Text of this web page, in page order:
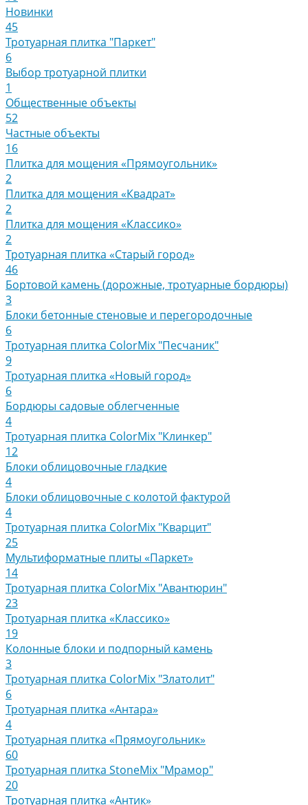
Новинки
45
Тротуарная плитка "Паркет"
6
Выбор тротуарной плитки
1
Общественные объекты
52
Частные объекты
16
Плитка для мощения «Прямоугольник»
2
Плитка для мощения «Квадрат»
2
Плитка для мощения «Классико»
2
Тротуарная плитка «Старый город»
46
Бортовой камень (дорожные, тротуарные бордюры)
3
Блоки бетонные стеновые и перегородочные
6
Тротуарная плитка ColorMix "Песчаник"
9
Тротуарная плитка «Новый город»
6
Бордюры садовые облегченные
4
Тротуарная плитка ColorMix "Клинкер"
12
Блоки облицовочные гладкие
4
Блоки облицовочные с колотой фактурой
4
Тротуарная плитка ColorMix "Кварцит"
25
Мультиформатные плиты «Паркет»
14
Тротуарная плитка ColorMix "Авантюрин"
23
Тротуарная плитка «Классико»
19
Колонные блоки и подпорный камень
3
Тротуарная плитка ColorMix "Златолит"
6
Тротуарная плитка «Антара»
4
Тротуарная плитка «Прямоугольник»
60
Тротуарная плитка StoneMix "Мрамор"
20
Тротуарная плитка «Антик»